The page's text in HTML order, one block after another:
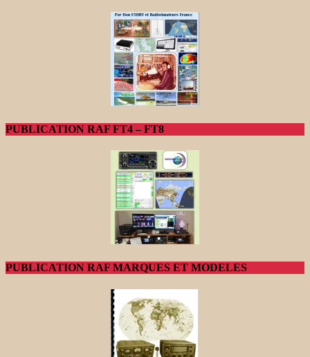
PUBLICATION RAF FT4 – FT8
PUBLICATION RAF MARQUES ET MODELES